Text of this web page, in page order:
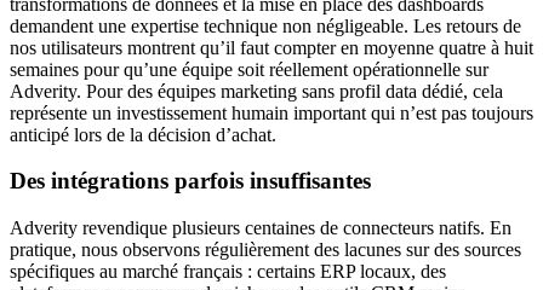
demandent une expertise technique non négligeable. Les retours de
nos utilisateurs montrent qu’il faut compter en moyenne quatre à huit
semaines pour qu’une équipe soit réellement opérationnelle sur
Adverity. Pour des équipes marketing sans profil data dédié, cela
représente un investissement humain important qui n’est pas toujours
anticipé lors de la décision d’achat.
Des intégrations parfois insuffisantes
Adverity revendique plusieurs centaines de connecteurs natifs. En
pratique, nous observons régulièrement des lacunes sur des sources
spécifiques au marché français : certains ERP locaux, des